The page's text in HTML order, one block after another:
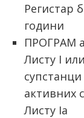
Регистар
години
ПРОГРАМ
Листу I
активних
Листу Iа